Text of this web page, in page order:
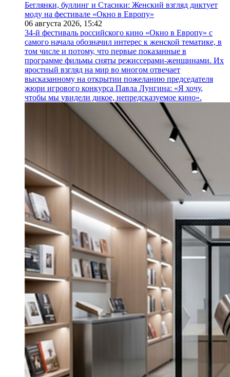
Беглянки, буллинг и Стасики: Женский взгляд диктует
моду на фестивале «Окно в Европу»
06 августа 2026, 15:42
34-й фестиваль российского кино «Окно в Европу» с
самого начала обозначил интерес к женской тематике, в
том числе и потому, что первые показанные в
программе фильмы сняты режиссерами-женщинами. Их
яростный взгляд на мир во многом отвечает
высказанному на открытии пожеланию председателя
жюри игрового конкурса Павла Лунгина: «Я хочу,
чтобы мы увидели дикое, непредсказуемое кино».